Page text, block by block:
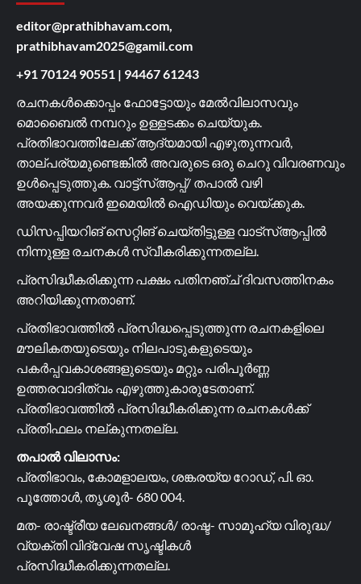
editor@prathibhavam.com,
prathibhavam2025@gamil.com
+91 70124 90551 | 94467 61243
രചനകൾക്കൊപ്പം ഫോട്ടോയും മേൽവിലാസവും
മൊബൈൽ നമ്പറും ഉള്ളടക്കം ചെയ്യുക.
പ്രതിഭാവത്തിലേക്ക് ആദ്യമായി എഴുതുന്നവർ,
താല്പര്യമുണ്ടെങ്കിൽ അവരുടെ ഒരു ചെറു വിവരണവും
ഉൾപ്പെടുത്തുക. വാട്ട്സ്ആപ്പ്/ തപാൽ വഴി
അയക്കുന്നവർ ഇമെയിൽ ഐഡിയും വെയ്ക്കുക.
ഡിസപ്പിയറിങ് സെറ്റിങ് ചെയ്തിട്ടുള്ള വാട്സ്ആപ്പിൽ
നിന്നുള്ള രചനകൾ സ്വീകരിക്കുന്നതല്ല.
പ്രസിദ്ധീകരിക്കുന്ന പക്ഷം പതിനഞ്ച് ദിവസത്തിനകം
അറിയിക്കുന്നതാണ്.
പ്രതിഭാവത്തിൽ പ്രസിദ്ധപ്പെടുത്തുന്ന രചനകളിലെ
മൗലികതയുടെയും നിലപാടുകളുടെയും
പകർപ്പവകാശങ്ങളുടെയും മറ്റും പരിപൂർണ്ണ
ഉത്തരവാദിത്വം എഴുത്തുകാരുടേതാണ്.
പ്രതിഭാവത്തിൽ പ്രസിദ്ധീകരിക്കുന്ന രചനകൾക്ക്
പ്രതിഫലം നല്കുന്നതല്ല.
തപാൽ വിലാസം:
പ്രതിഭാവം, കോമളാലയം, ശങ്കരയ്യ റോഡ്, പി. ഓ.
പൂത്തോൾ, തൃശൂർ- 680 004.
മത- രാഷ്ട്രീയ ലേഖനങ്ങൾ/ രാഷ്ട- സാമൂഹ്യ വിരുദ്ധ/
വ്യക്തി വിദ്വേഷ സൃഷ്ടികൾ
പ്രസിദ്ധീകരിക്കുന്നതല്ല.